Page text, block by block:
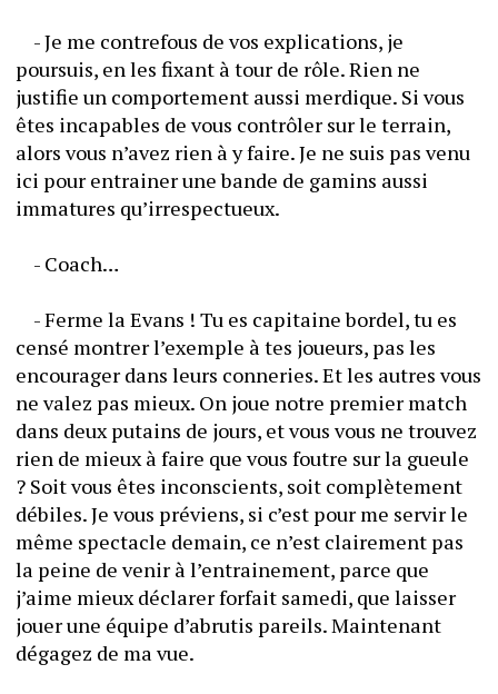
	- Je me contrefous de vos explications, je
poursuis, en les fixant à tour de rôle. Rien ne
justifie un comportement aussi merdique. Si vous
êtes incapables de vous contrôler sur le terrain,
alors vous n’avez rien à y faire. Je ne suis pas venu
ici pour entrainer une bande de gamins aussi
	- Coach…
	- Ferme la Evans ! Tu es capitaine bordel, tu es
censé montrer l’exemple à tes joueurs, pas les
encourager dans leurs conneries. Et les autres vous
ne valez pas mieux. On joue notre premier match
dans deux putains de jours, et vous vous ne trouvez
rien de mieux à faire que vous foutre sur la gueule
? Soit vous êtes inconscients, soit complètement
débiles. Je vous préviens, si c’est pour me servir le
même spectacle demain, ce n’est clairement pas
la peine de venir à l’entrainement, parce que
j’aime mieux déclarer forfait samedi, que laisser
jouer une équipe d’abrutis pareils. Maintenant
dégagez de ma vue.